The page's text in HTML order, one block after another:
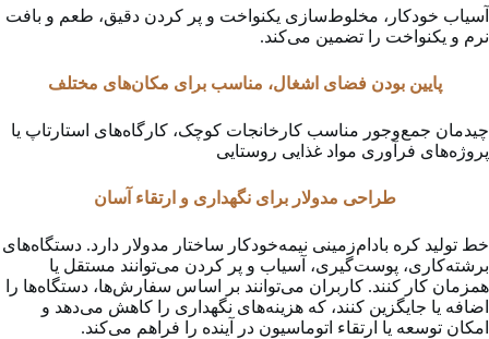
آسیاب خودکار، مخلوط‌سازی یکنواخت و پر کردن دقیق، طعم و بافت
نرم و یکنواخت را تضمین می‌کند.
پایین بودن فضای اشغال، مناسب برای مکان‌های مختلف
چیدمان جمع‌وجور مناسب کارخانجات کوچک، کارگاه‌های استارتاپ یا
پروژه‌های فرآوری مواد غذایی روستایی
طراحی مدولار برای نگهداری و ارتقاء آسان
خط تولید کره بادام‌زمینی نیمه‌خودکار ساختار مدولار دارد. دستگاه‌های
برشته‌کاری، پوست‌گیری، آسیاب و پر کردن می‌توانند مستقل یا
همزمان کار کنند. کاربران می‌توانند بر اساس سفارش‌ها، دستگاه‌ها را
اضافه یا جایگزین کنند، که هزینه‌های نگهداری را کاهش می‌دهد و
امکان توسعه یا ارتقاء اتوماسیون در آینده را فراهم می‌کند.